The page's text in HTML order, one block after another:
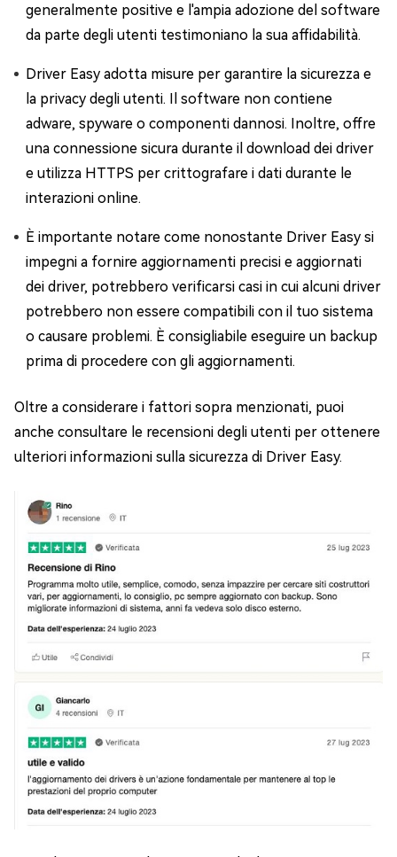
generalmente positive e l'ampia adozione del software
da parte degli utenti testimoniano la sua affidabilità.
Driver Easy adotta misure per garantire la sicurezza e
la privacy degli utenti. Il software non contiene
adware, spyware o componenti dannosi. Inoltre, offre
una connessione sicura durante il download dei driver
e utilizza HTTPS per crittografare i dati durante le
interazioni online.
È importante notare come nonostante Driver Easy si
impegni a fornire aggiornamenti precisi e aggiornati
dei driver, potrebbero verificarsi casi in cui alcuni driver
potrebbero non essere compatibili con il tuo sistema
o causare problemi. È consigliabile eseguire un backup
prima di procedere con gli aggiornamenti.
Oltre a considerare i fattori sopra menzionati, puoi
anche consultare le recensioni degli utenti per ottenere
ulteriori informazioni sulla sicurezza di Driver Easy.